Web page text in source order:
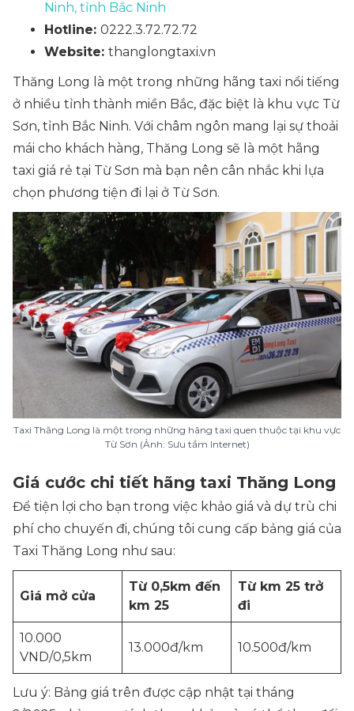
Ninh, tỉnh Bắc Ninh
Hotline: 0222.3.72.72.72
Website: thanglongtaxi.vn
Thăng Long là một trong những hãng taxi nổi tiếng
ở nhiều tỉnh thành miền Bắc, đặc biệt là khu vực Từ
Sơn, tỉnh Bắc Ninh. Với châm ngôn mang lại sự thoải
mái cho khách hàng, Thăng Long sẽ là một hãng
taxi giá rẻ tại Từ Sơn mà bạn nên cân nhắc khi lựa
chọn phương tiện đi lại ở Từ Sơn.
Taxi Thăng Long là một trong những hãng taxi quen thuộc tại khu vực
Từ Sơn (Ảnh: Sưu tầm Internet)
Giá cước chi tiết hãng taxi Thăng Long
Để tiện lợi cho bạn trong việc khảo giá và dự trù chi
phí cho chuyến đi, chúng tôi cung cấp bảng giá của
Taxi Thăng Long như sau:
Giá mở cửa
Từ 0,5km đến
km 25
Từ km 25 trở
đi
10.000
VND/0,5km
13.000đ/km 10.500đ/km
Lưu ý: Bảng giá trên được cập nhật tại tháng